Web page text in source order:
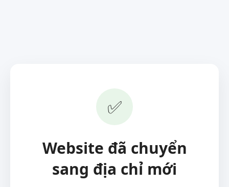
✅
Website đã chuyển
sang địa chỉ mới